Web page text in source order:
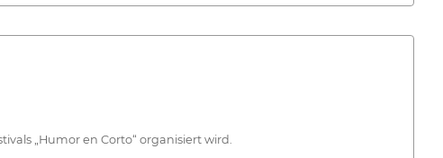
„Humor en Corto“ organisiert wird.